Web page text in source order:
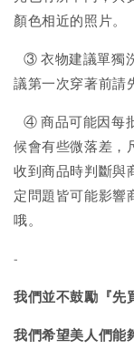
顏色相近的照片。
③ 衣物建議單獨
議第一次穿著前請
④ 商品可能因每
候會有些微落差，
收到商品時判斷與
定問題皆可能影響
哦。
-
我們並不鼓勵『先
我們希望美人們能